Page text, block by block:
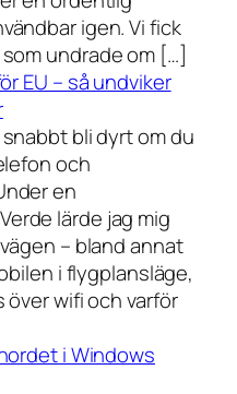
igen. Vi fick
undrade om […]
EU – så undviker
bli dyrt om du
och
en
lärde jag mig
– bland annat
i flygplansläge,
över wifi och varför
i Windows